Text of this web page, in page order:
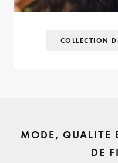
COLLECTION
MODE, QUALITE
DE